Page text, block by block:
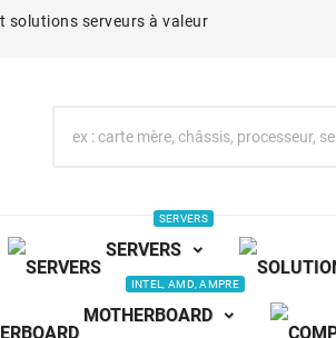
solutions serveurs à valeur
SERVERS
SERVERS
MOTHERBOARD
INTEL, AMD, AMPRE